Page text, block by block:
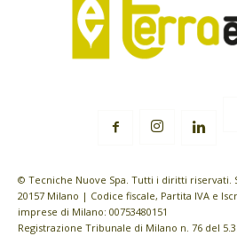
© Tecniche Nuove Spa. Tutti i diritti riservati.
20157 Milano | Codice fiscale, Partita IVA e
imprese di Milano: 00753480151
Registrazione Tribunale di Milano n. 76 del